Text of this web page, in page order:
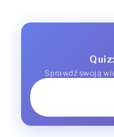
Sprawdź swoją